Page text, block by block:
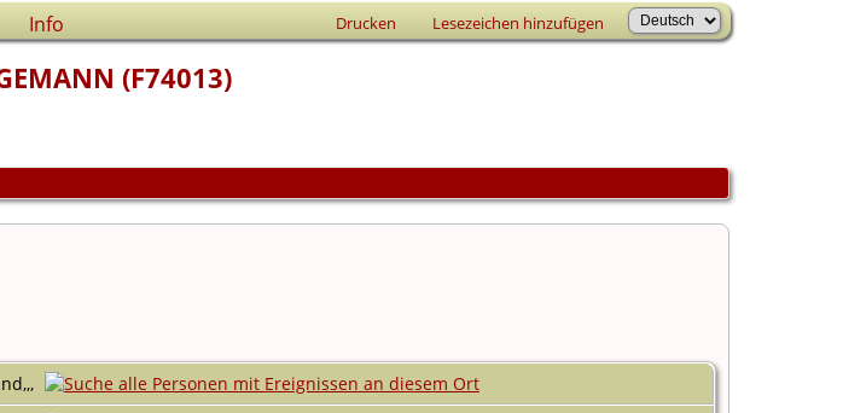
Info Drucken Lesezeichen hinzufügen
(F74013)